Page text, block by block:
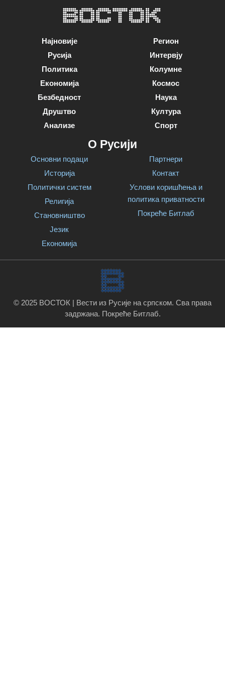
Најновије
Русија
Политика
Економија
Безбедност
Друштво
Анализе
Регион
Интервју
Колумне
Космос
Наука
Култура
Спорт
О Русији
Основни подаци
Историја
Политички систем
Религија
Становништво
Језик
Економија
Партнери
Контакт
Услови коришћења и
политика приватности
Покреће Битлаб
© 2025 ВОСТОК | Вести из Русије на српском. Сва права
задржана. Покреће Битлаб.